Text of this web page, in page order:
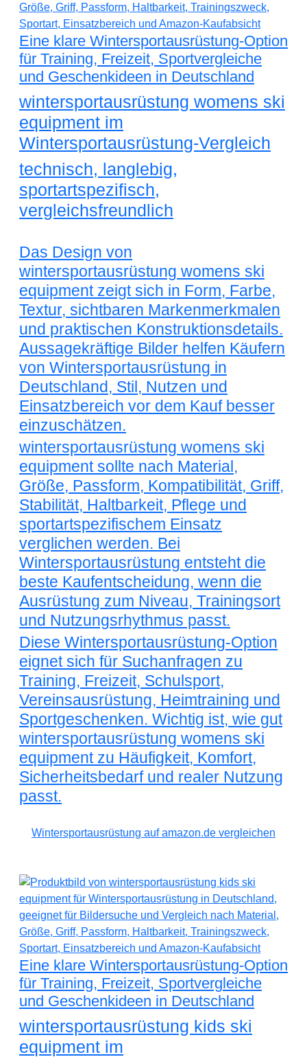
Eine klare Wintersportausrüstung-Option
für Training, Freizeit, Sportvergleiche
und Geschenkideen in Deutschland
wintersportausrüstung womens ski
equipment im
Wintersportausrüstung-Vergleich
technisch, langlebig,
sportartspezifisch,
vergleichsfreundlich
Das Design von
wintersportausrüstung womens ski
equipment zeigt sich in Form, Farbe,
Textur, sichtbaren Markenmerkmalen
und praktischen Konstruktionsdetails.
Aussagekräftige Bilder helfen Käufern
von Wintersportausrüstung in
Deutschland, Stil, Nutzen und
Einsatzbereich vor dem Kauf besser
einzuschätzen.
wintersportausrüstung womens ski
equipment sollte nach Material,
Größe, Passform, Kompatibilität, Griff,
Stabilität, Haltbarkeit, Pflege und
sportartspezifischem Einsatz
verglichen werden. Bei
Wintersportausrüstung entsteht die
beste Kaufentscheidung, wenn die
Ausrüstung zum Niveau, Trainingsort
und Nutzungsrhythmus passt.
Diese Wintersportausrüstung-Option
eignet sich für Suchanfragen zu
Training, Freizeit, Schulsport,
Vereinsausrüstung, Heimtraining und
Sportgeschenken. Wichtig ist, wie gut
wintersportausrüstung womens ski
equipment zu Häufigkeit, Komfort,
Sicherheitsbedarf und realer Nutzung
passt.
Wintersportausrüstung auf amazon.de vergleichen
Eine klare Wintersportausrüstung-Option
für Training, Freizeit, Sportvergleiche
und Geschenkideen in Deutschland
wintersportausrüstung kids ski
equipment im